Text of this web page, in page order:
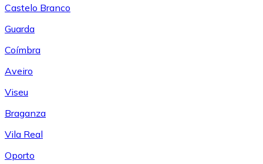
Castelo Branco
Guarda
Coímbra
Aveiro
Viseu
Braganza
Vila Real
Oporto